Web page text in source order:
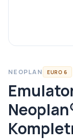
NEOPLAN EURO 6